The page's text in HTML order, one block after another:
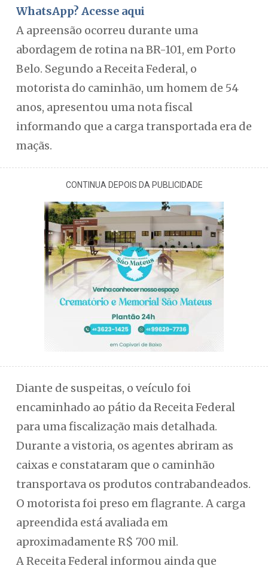
WhatsApp? Acesse aqui
A apreensão ocorreu durante uma
abordagem de rotina na BR-101, em Porto
Belo. Segundo a Receita Federal, o
motorista do caminhão, um homem de 54
anos, apresentou uma nota fiscal
informando que a carga transportada era de
maçãs.
CONTINUA DEPOIS DA PUBLICIDADE
Diante de suspeitas, o veículo foi
encaminhado ao pátio da Receita Federal
para uma fiscalização mais detalhada.
Durante a vistoria, os agentes abriram as
caixas e constataram que o caminhão
transportava os produtos contrabandeados.
O motorista foi preso em flagrante. A carga
apreendida está avaliada em
aproximadamente R$ 700 mil.
A Receita Federal informou ainda que